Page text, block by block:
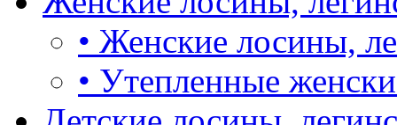
• Женские лосины,
• Утепленные